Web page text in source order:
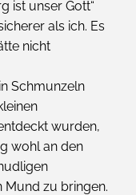
ist unser Gott“
als ich. Es
nicht
Schmunzeln
wurden,
wohl an den
Mund zu bringen.